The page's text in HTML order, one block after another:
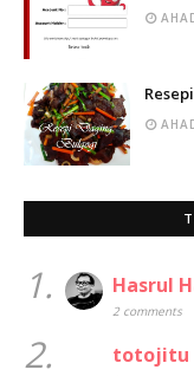
1. Hasrul
2 comments
2. totojitu